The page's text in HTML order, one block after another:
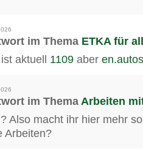
im Thema ETKA für
aktuell 1109 aber
im Thema Arbeiten
Also macht ihr hier mehr
Arbeiten?